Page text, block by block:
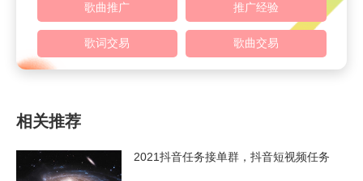
歌曲推广 推广经验
歌词交易 歌曲交易
相关推荐
2021抖音任务接单群，抖音短视频任务